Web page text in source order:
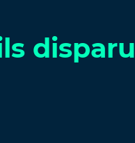
disparu